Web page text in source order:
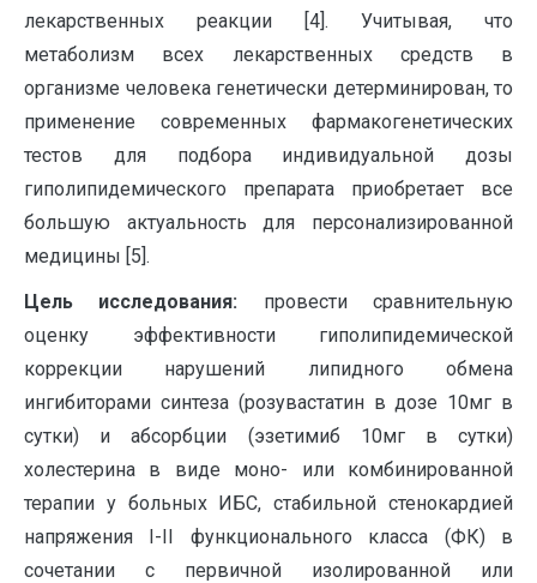
лекарственных реакции [4]. Учитывая, что
метаболизм всех лекарственных средств в
организме человека генетически детерминирован, то
применение современных фармакогенетических
тестов для подбора индивидуальной дозы
гиполипидемического препарата приобретает все
большую актуальность для персонализированной
медицины [5].
Цель исследования: провести сравнительную
оценку эффективности гиполипидемической
коррекции нарушений липидного обмена
ингибиторами синтеза (розувастатин в дозе 10мг в
сутки) и абсорбции (эзетимиб 10мг в сутки)
холестерина в виде моно- или комбинированной
терапии у больных ИБС, стабильной стенокардией
напряжения I-II функционального класса (ФК) в
сочетании с первичной изолированной или